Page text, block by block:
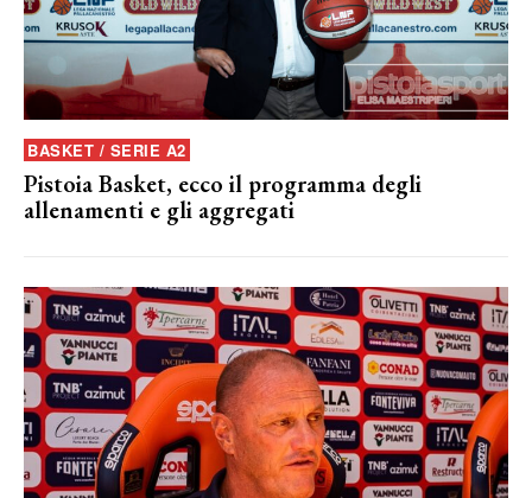
BASKET / SERIE A2
Pistoia Basket, ecco il programma degli
allenamenti e gli aggregati